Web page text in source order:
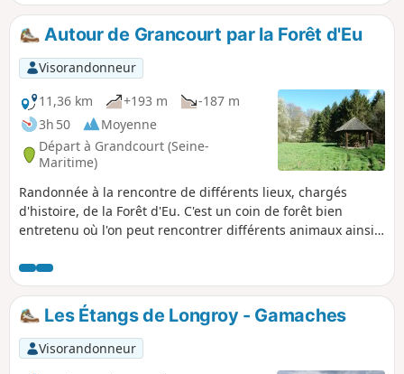
Autour de Grancourt par la Forêt d'Eu
Visorandonneur
11,36 km
+193 m
-187 m
3h 50
Moyenne
Départ à Grandcourt (Seine-
Maritime)
Randonnée à la rencontre de différents lieux, chargés
d'histoire, de la Forêt d'Eu. C'est un coin de forêt bien
entretenu où l'on peut rencontrer différents animaux ainsi
de peupliers qui se trouve en lisière du Tréport.
Les Étangs de Longroy - Gamaches
Visorandonneur